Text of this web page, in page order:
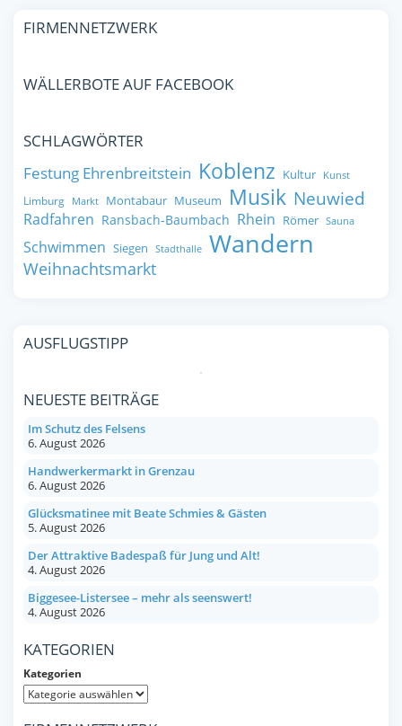
FIRMENNETZWERK
WÄLLERBOTE AUF FACEBOOK
SCHLAGWÖRTER
Festung Ehrenbreitstein Koblenz Kultur Kunst
Limburg Markt Montabaur Museum Musik Neuwied
Radfahren Ransbach-Baumbach Rhein Römer Sauna
Schwimmen Siegen Stadthalle Wandern
Weihnachtsmarkt
AUSFLUGSTIPP
NEUESTE BEITRÄGE
Im Schutz des Felsens
6. August 2026
Handwerkermarkt in Grenzau
6. August 2026
Glücksmatinee mit Beate Schmies & Gästen
5. August 2026
Der Attraktive Badespaß für Jung und Alt!
4. August 2026
Biggesee-Listersee – mehr als seenswert!
4. August 2026
KATEGORIEN
Kategorien